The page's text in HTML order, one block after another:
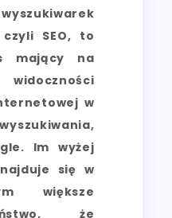
SEO, to
mający na
w
Im wyżej
się w
większe
że